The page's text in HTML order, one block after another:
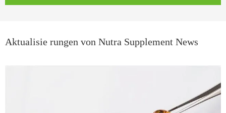
Aktualisie rungen von Nutra Supplement News